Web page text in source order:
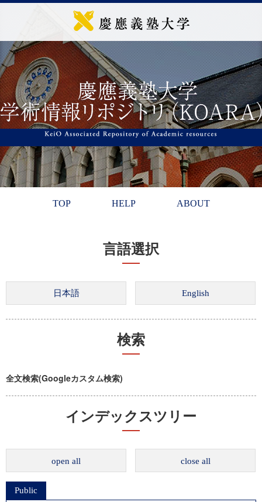
TOP HELP ABOUT
言語選択
検索
全文検索(Googleカスタム検索)
インデックスツリー
open all close all
Public